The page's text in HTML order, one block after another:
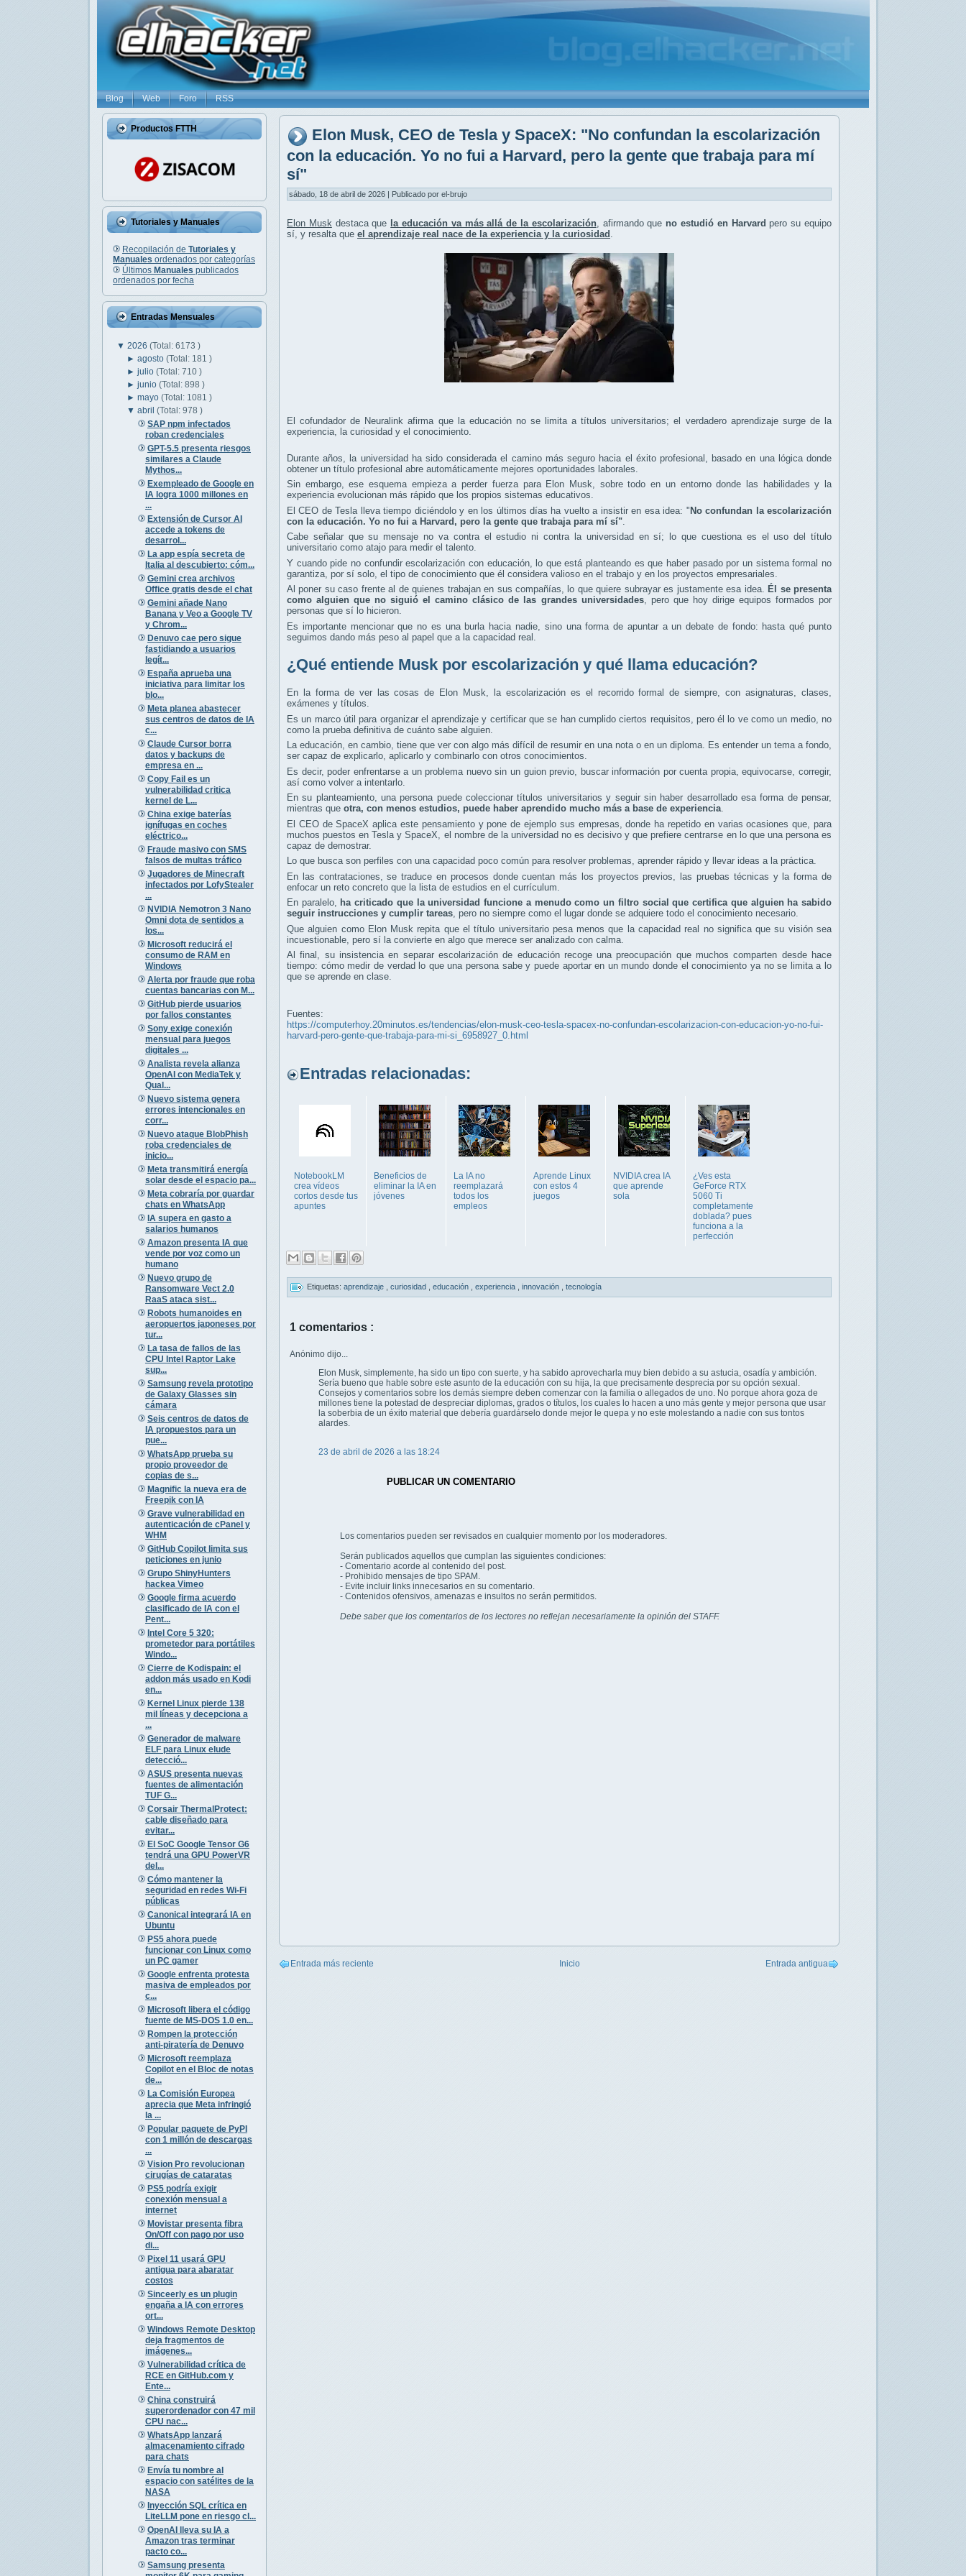
Blog Web Foro RSS
Productos FTTH
Tutoriales y Manuales
Recopilación de Tutoriales y
Manuales ordenados por categorías
Últimos Manuales publicados
ordenados por fecha
Entradas Mensuales
▼ 2026 (Total: 6173 )
►agosto(Total: 181 )
►julio(Total: 710 )
►junio(Total: 898 )
►mayo(Total: 1081 )
▼abril(Total: 978 )
SAP npm infectados
roban credenciales
GPT-5.5 presenta riesgos
similares a Claude
Mythos...
Exempleado de Google en
IA logra 1000 millones en
...
Extensión de Cursor AI
accede a tokens de
desarrol...
La app espía secreta de
Italia al descubierto: cóm...
Gemini crea archivos
Office gratis desde el chat
Gemini añade Nano
Banana y Veo a Google TV
y Chrom...
Denuvo cae pero sigue
fastidiando a usuarios
legít...
España aprueba una
iniciativa para limitar los
blo...
Meta planea abastecer
sus centros de datos de IA
c...
Claude Cursor borra
datos y backups de
empresa en ...
Copy Fail es un
vulnerabilidad critica
kernel de L...
China exige baterías
ignífugas en coches
eléctrico...
Fraude masivo con SMS
falsos de multas tráfico
Jugadores de Minecraft
infectados por LofyStealer
...
NVIDIA Nemotron 3 Nano
Omni dota de sentidos a
los...
Microsoft reducirá el
consumo de RAM en
Windows
Alerta por fraude que roba
cuentas bancarias con M...
GitHub pierde usuarios
por fallos constantes
Sony exige conexión
mensual para juegos
digitales ...
Analista revela alianza
OpenAI con MediaTek y
Qual...
Nuevo sistema genera
errores intencionales en
corr...
Nuevo ataque BlobPhish
roba credenciales de
inicio...
Meta transmitirá energía
solar desde el espacio pa...
Meta cobraría por guardar
chats en WhatsApp
IA supera en gasto a
salarios humanos
Amazon presenta IA que
vende por voz como un
humano
Nuevo grupo de
Ransomware Vect 2.0
RaaS ataca sist...
Robots humanoides en
aeropuertos japoneses por
tur...
La tasa de fallos de las
CPU Intel Raptor Lake
sup...
Samsung revela prototipo
de Galaxy Glasses sin
cámara
Seis centros de datos de
IA propuestos para un
pue...
WhatsApp prueba su
propio proveedor de
copias de s...
Magnific la nueva era de
Freepik con IA
Grave vulnerabilidad en
autenticación de cPanel y
WHM
GitHub Copilot limita sus
peticiones en junio
Grupo ShinyHunters
hackea Vimeo
Google firma acuerdo
clasificado de IA con el
Pent...
Intel Core 5 320:
prometedor para portátiles
Windo...
Cierre de Kodispain: el
addon más usado en Kodi
en...
Kernel Linux pierde 138
mil líneas y decepciona a
...
Generador de malware
ELF para Linux elude
detecció...
ASUS presenta nuevas
fuentes de alimentación
TUF G...
Corsair ThermalProtect:
cable diseñado para
evitar...
El SoC Google Tensor G6
tendrá una GPU PowerVR
del...
Cómo mantener la
seguridad en redes Wi-Fi
públicas
Canonical integrará IA en
Ubuntu
PS5 ahora puede
funcionar con Linux como
un PC gamer
Google enfrenta protesta
masiva de empleados por
c...
Microsoft libera el código
fuente de MS-DOS 1.0 en...
Rompen la protección
anti-piratería de Denuvo
Microsoft reemplaza
Copilot en el Bloc de notas
de...
La Comisión Europea
aprecia que Meta infringió
la ...
Popular paquete de PyPI
con 1 millón de descargas
...
Vision Pro revolucionan
cirugías de cataratas
PS5 podría exigir
conexión mensual a
internet
Movistar presenta fibra
On/Off con pago por uso
di...
Pixel 11 usará GPU
antigua para abaratar
costos
Sinceerly es un plugin
engaña a IA con errores
ort...
Windows Remote Desktop
deja fragmentos de
imágenes...
Vulnerabilidad crítica de
RCE en GitHub.com y
Ente...
China construirá
superordenador con 47 mil
CPU nac...
WhatsApp lanzará
almacenamiento cifrado
para chats
Envía tu nombre al
espacio con satélites de la
NASA
Inyección SQL crítica en
LiteLLM pone en riesgo cl...
OpenAI lleva su IA a
Amazon tras terminar
pacto co...
Samsung presenta
Elon Musk, CEO de Tesla y SpaceX: "No confundan la escolarización
con la educación. Yo no fui a Harvard, pero la gente que trabaja para mí
sí"
sábado, 18 de abril de 2026 | Publicado por el-brujo
Elon Musk destaca que la educación va más allá de la escolarización, afirmando que no estudió en Harvard pero su equipo
sí, y resalta que el aprendizaje real nace de la experiencia y la curiosidad
El cofundador de Neuralink afirma que la educación no se limita a títulos universitarios; el verdadero aprendizaje surge de la
experiencia, la curiosidad y el conocimiento.
Durante años, la universidad ha sido considerada el camino más seguro hacia el éxito profesional, basado en una lógica donde
obtener un título profesional abre automáticamente mejores oportunidades laborales.
Sin embargo, ese esquema empieza a perder fuerza para Elon Musk, sobre todo en un entorno donde las habilidades y la
experiencia evolucionan más rápido que los propios sistemas educativos.
El CEO de Tesla lleva tiempo diciéndolo y en los últimos días ha vuelto a insistir en esa idea: " No confundan la escolarización
con la educación. Yo no fui a Harvard, pero la gente que trabaja para mí sí"
Cabe señalar que su mensaje no va contra el estudio ni contra la universidad en sí; lo que cuestiona es el uso del título
universitario como atajo para medir el talento.
Y cuando pide no confundir escolarización con educación, lo que está planteando es que haber pasado por un sistema formal no
garantiza, por sí solo, el tipo de conocimiento que él considera valioso en el trabajo y en los proyectos empresariales.
Al poner su caso frente al de quienes trabajan en sus compañías, lo que quiere subrayar es justamente esa idea. Él se presenta
como alguien que no siguió el camino clásico de las grandes universidades, pero que hoy dirige equipos formados por
personas que sí lo hicieron.
Es importante mencionar que no es una burla hacia nadie, sino una forma de apuntar a un debate de fondo: hasta qué punto
seguimos dando más peso al papel que a la capacidad real.
¿Qué entiende Musk por escolarización y qué llama educación?
En la forma de ver las cosas de Elon Musk, la escolarización es el recorrido formal de siempre, con asignaturas, clases,
exámenes y títulos.
Es un marco útil para organizar el aprendizaje y certificar que se han cumplido ciertos requisitos, pero él lo ve como un medio, no
como la prueba definitiva de cuánto sabe alguien.
La educación, en cambio, tiene que ver con algo más difícil de resumir en una nota o en un diploma. Es entender un tema a fondo,
ser capaz de explicarlo, aplicarlo y combinarlo con otros conocimientos.
Es decir, poder enfrentarse a un problema nuevo sin un guion previo, buscar información por cuenta propia, equivocarse, corregir,
así como volver a intentarlo.
En su planteamiento, una persona puede coleccionar títulos universitarios y seguir sin haber desarrollado esa forma de pensar,
mientras que otra, con menos estudios, puede haber aprendido mucho más a base de experiencia.
El CEO de SpaceX aplica este pensamiento y pone de ejemplo sus empresas, donde ha repetido en varias ocasiones que, para
muchos puestos en Tesla y SpaceX, el nombre de la universidad no es decisivo y que prefiere centrarse en lo que una persona es
capaz de demostrar.
Lo que busca son perfiles con una capacidad poco común para resolver problemas, aprender rápido y llevar ideas a la práctica.
En las contrataciones, se traduce en procesos donde cuentan más los proyectos previos, las pruebas técnicas y la forma de
enfocar un reto concreto que la lista de estudios en el currículum.
En paralelo, ha criticado que la universidad funcione a menudo como un filtro social que certifica que alguien ha sabido
seguir instrucciones y cumplir tareas, pero no siempre como el lugar donde se adquiere todo el conocimiento necesario.
Que alguien como Elon Musk repita que el título universitario pesa menos que la capacidad real no significa que su visión sea
incuestionable, pero sí la convierte en algo que merece ser analizado con calma.
Al final, su insistencia en separar escolarización de educación recoge una preocupación que muchos comparten desde hace
tiempo: cómo medir de verdad lo que una persona sabe y puede aportar en un mundo donde el conocimiento ya no se limita a lo
que se aprende en clase.
Fuentes:
https://computerhoy.20minutos.es/tendencias/elon-musk-ceo-tesla-spacex-no-confundan-escolarizacion-con-educacion-yo-no-fui-
harvard-pero-gente-que-trabaja-para-mi-si_6958927_0.html
Entradas relacionadas:
NotebookLM
crea vídeos
cortos desde tus
apuntes
Beneficios de
eliminar la IA en
jóvenes
La IA no
reemplazará
todos los
empleos
Aprende Linux
con estos 4
juegos
NVIDIA crea IA
que aprende
sola
¿Ves esta
GeForce RTX
5060 Ti
completamente
doblada? pues
funciona a la
perfección
Etiquetas: aprendizaje curiosidad educación experiencia innovación tecnología
1 comentarios :
Anónimo dijo...
Elon Musk, simplemente, ha sido un tipo con suerte, y ha sabido aprovecharla muy bien debido a su astucia, osadía y ambición.
Sería bueno que hable sobre este asunto de la educación con su hija, la que precisamente desprecia por su opción sexual.
Consejos y comentarios sobre los demás siempre deben comenzar con la familia o allegados de uno. No porque ahora goza de
millones tiene la potestad de despreciar diplomas, grados o títulos, los cuales lo hacen a uno más gente y mejor persona que usar
la soberbia de un éxito material que debería guardárselo donde mejor le quepa y no este molestando a nadie con sus tontos
alardes.
23 de abril de 2026 a las 18:24
PUBLICAR UN COMENTARIO
Los comentarios pueden ser revisados en cualquier momento por los moderadores.
Serán publicados aquellos que cumplan las siguientes condiciones:
- Comentario acorde al contenido del post.
- Prohibido mensajes de tipo SPAM.
- Evite incluir links innecesarios en su comentario.
- Contenidos ofensivos, amenazas e insultos no serán permitidos.
Debe saber que los comentarios de los lectores no reflejan necesariamente la opinión del STAFF.
Entrada más reciente Entrada antigua
Inicio